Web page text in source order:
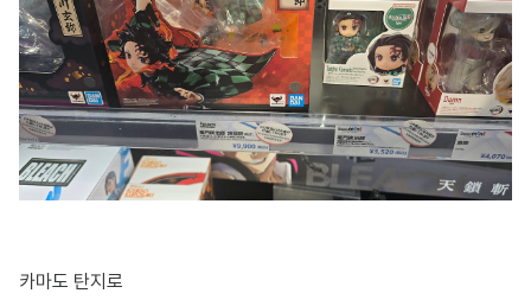
카마도 탄지로